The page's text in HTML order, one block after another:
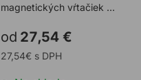
magnetických vŕtačiek s
upínaním Weldon 19
vyrobené z rýc ...
od 27,54 €
27,54€ s DPH